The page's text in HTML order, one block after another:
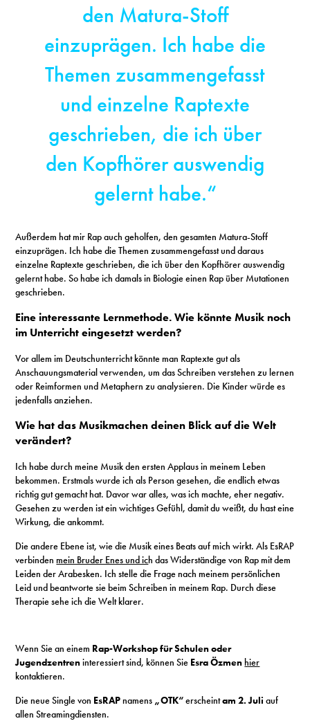
den Matura-Stoff
einzuprägen. Ich habe die
Themen zusammengefasst
und einzelne Raptexte
geschrieben, die ich über
den Kopfhörer auswendig
gelernt habe.“
Außerdem hat mir Rap auch geholfen, den gesamten Matura-Stoff
einzuprägen. Ich habe die Themen zusammengefasst und daraus
einzelne Raptexte geschrieben, die ich über den Kopfhörer auswendig
gelernt habe. So habe ich damals in Biologie einen Rap über Mutationen
geschrieben.
Eine interessante Lernmethode. Wie könnte Musik noch
im Unterricht eingesetzt werden?
Vor allem im Deutschunterricht könnte man Raptexte gut als
Anschauungsmaterial verwenden, um das Schreiben verstehen zu lernen
oder Reimformen und Metaphern zu analysieren. Die Kinder würde es
jedenfalls anziehen.
Wie hat das Musikmachen deinen Blick auf die Welt
verändert?
Ich habe durch meine Musik den ersten Applaus in meinem Leben
bekommen. Erstmals wurde ich als Person gesehen, die endlich etwas
richtig gut gemacht hat. Davor war alles, was ich machte, eher negativ.
Gesehen zu werden ist ein wichtiges Gefühl, damit du weißt, du hast eine
Wirkung, die ankommt.
Die andere Ebene ist, wie die Musik eines Beats auf mich wirkt. Als EsRAP
verbindenmein Bruder Enes und ich das Widerständige von Rap mit dem
Leiden der Arabesken. Ich stelle die Frage nach meinem persönlichen
Leid und beantworte sie beim Schreiben in meinem Rap. Durch diese
Therapie sehe ich die Welt klarer.
Wenn Sie an einem Rap-Workshop für Schulen oder
Jugendzentreninteressiert sind, können Sie Esra Özmenhier
kontaktieren.
Die neue Single von EsRAPnamens „OTK“erscheintam 2. Juli auf
allen Streamingdiensten.